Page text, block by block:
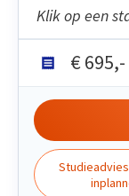
Klik op een
€ 695,-